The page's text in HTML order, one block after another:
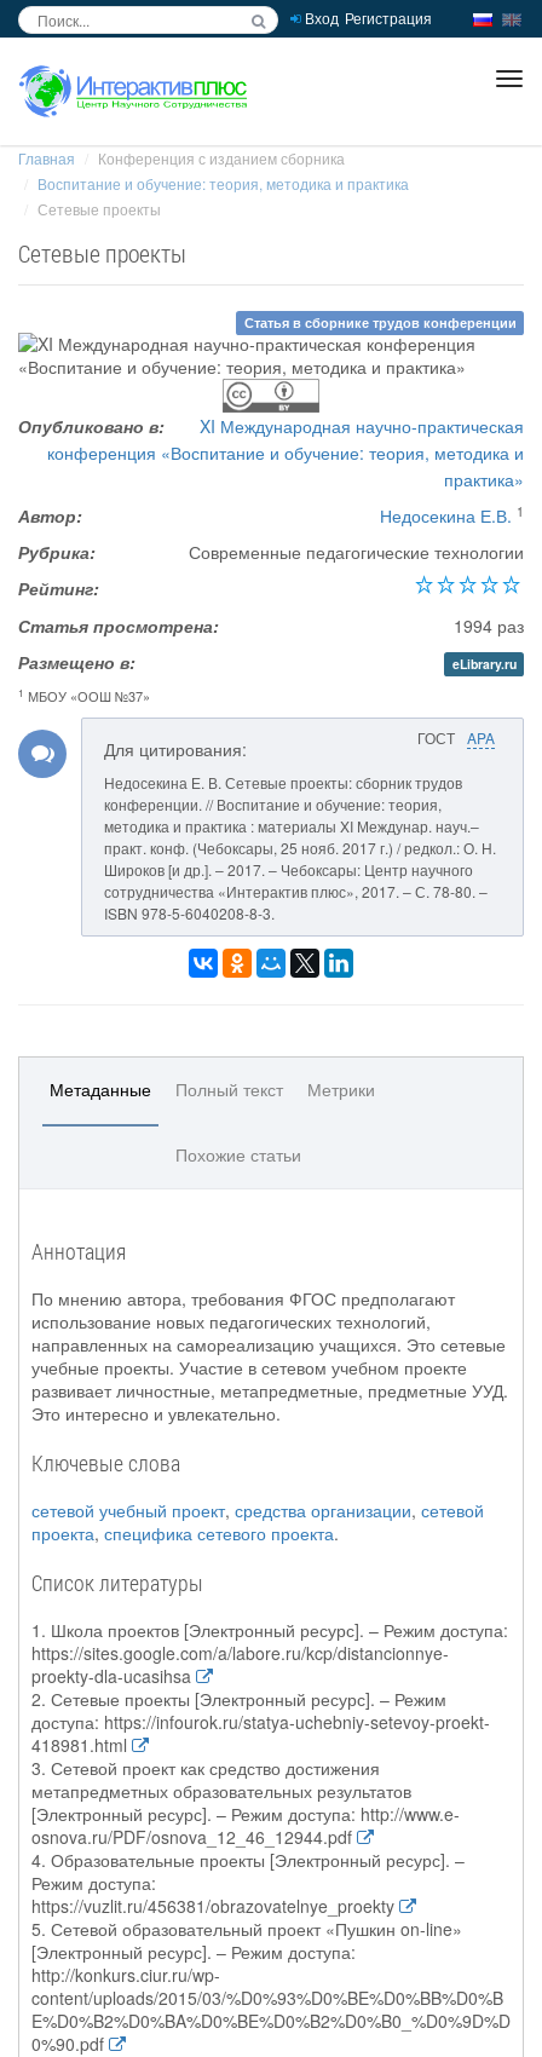
Вход Регистрация
Главная
Конференция с изданием сборника
Воспитание и обучение: теория, методика и практика
Сетевые проекты
Сетевые проекты
Статья в сборнике трудов конференции
Опубликовано в:
XI Международная научно-практическая
конференция «Воспитание и обучение: теория, методика и
практика»
Автор:
Недосекина Е.В. 1
Рубрика:
Современные педагогические технологии
Рейтинг:
Статья просмотрена:
1994 раз
Размещено в:
eLibrary.ru
1 МБОУ «ООШ №37»
ГОСТ APA
Для цитирования:
Недосекина Е. В. Сетевые проекты: сборник трудов
конференции. // Воспитание и обучение: теория,
методика и практика : материалы XI Междунар. науч.–
практ. конф. (Чебоксары, 25 нояб. 2017 г.) / редкол.: О. Н.
Широков [и др.]. – 2017. – Чебоксары: Центр научного
сотрудничества «Интерактив плюс», 2017. – С. 78-80. –
ISBN 978-5-6040208-8-3.
Метаданные Полный текст Метрики
Похожие статьи
Аннотация
По мнению автора, требования ФГОС предполагают
использование новых педагогических технологий,
направленных на самореализацию учащихся. Это сетевые
учебные проекты. Участие в сетевом учебном проекте
развивает личностные, метапредметные, предметные УУД.
Это интересно и увлекательно.
Ключевые слова
сетевой учебный проект, средства организации, сетевой
проекта, специфика сетевого проекта.
Список литературы
1. Школа проектов [Электронный ресурс]. – Режим доступа:
https://sites.google.com/a/labore.ru/kcp/distancionnye-
proekty-dla-ucasihsa
2. Сетевые проекты [Электронный ресурс]. – Режим
доступа: https://infourok.ru/statya-uchebniy-setevoy-proekt-
418981.html
3. Сетевой проект как средство достижения
метапредметных образовательных результатов
[Электронный ресурс]. – Режим доступа: http://www.e-
osnova.ru/PDF/osnova_12_46_12944.pdf
4. Образовательные проекты [Электронный ресурс]. –
Режим доступа:
https://vuzlit.ru/456381/obrazovatelnye_proekty
5. Сетевой образовательный проект «Пушкин on-line»
[Электронный ресурс]. – Режим доступа:
http://konkurs.ciur.ru/wp-
content/uploads/2015/03/%D0%93%D0%BE%D0%BB%D0%B
E%D0%B2%D0%BA%D0%BE%D0%B2%D0%B0_%D0%9D%D
0%90.pdf